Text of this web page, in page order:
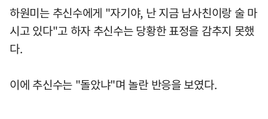
하원미는 추신수에게 "자기야, 난 지금 남사친이랑 술 마
시고 있다"고 하자 추신수는 당황한 표정을 감추지 못했
다.
이에 추신수는 "돌았냐"며 놀란 반응을 보였다.